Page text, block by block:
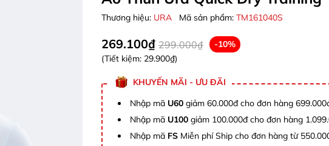
Thương hiệu: URA Mã sản phẩm: TM161040S
269.100₫ 299.000₫
-10%
(Tiết kiệm: 29.900₫)
KHUYẾN MÃI - ƯU ĐÃI
Nhập mã U60 giảm 60.000đ cho đơn hàng
Nhập mã U100 giảm 100.000đ cho đơn hàng
Nhập mã FS Miễn phí Ship cho đơn hàng từ